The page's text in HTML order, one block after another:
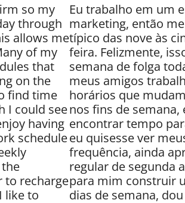
so my
through
allows me
of my
that
on the
find time
I could see
having
schedule
to recharge
like to
Eu trabalho em um
marketing, então
típico das nove às
feira. Felizmente,
semana de folga
meus amigos
horários que
nos fins de semana,
encontrar tempo
eu quisesse ver
frequência, ainda
regular de segunda
para mim construir
dias de semana,